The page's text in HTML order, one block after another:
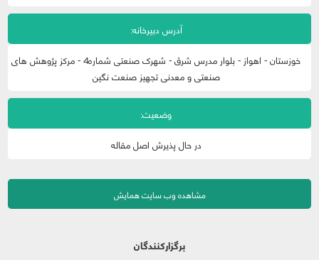
آدرس دبیرخانه:
خوزستان - اهواز - بلوار مدرس شرق - شهرک صنعتی شماره4 - مرکز پژوهش های
صنعتی و معدنی تجهیز صنعت نگین
وضعیت:
در حال پذیرش اصل مقاله
مشاهده وب سایت همایش
برگزارکنندگان